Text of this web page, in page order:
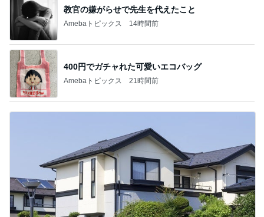
教官の嫌がらせで先生を代えたこと
Amebaトピックス 14時間前
400円でガチャれた可愛いエコバッグ
Amebaトピックス 21時間前